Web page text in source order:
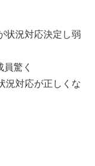
状況対応決定し弱
驚く
況対応が正しくな